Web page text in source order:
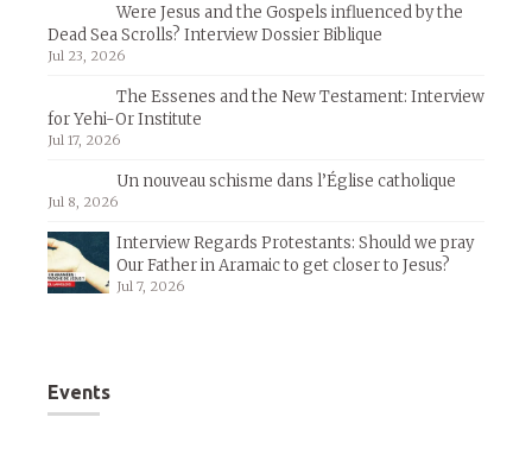
Were Jesus and the Gospels influenced by the
Dead Sea Scrolls? Interview Dossier Biblique
Jul 23, 2026
The Essenes and the New Testament: Interview
for Yehi-Or Institute
Jul 17, 2026
Un nouveau schisme dans l’Église catholique
Jul 8, 2026
Interview Regards Protestants: Should we pray
Our Father in Aramaic to get closer to Jesus?
Jul 7, 2026
Events